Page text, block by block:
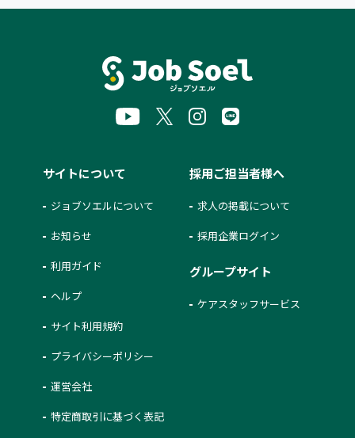
サイトについて
ジョブソエルについて
お知らせ
利用ガイド
ヘルプ
サイト利用規約
プライバシーポリシー
運営会社
特定商取引に基づく表記
採用ご担当者様へ
求人の掲載について
採用企業ログイン
グループサイト
ケアスタッフサービス